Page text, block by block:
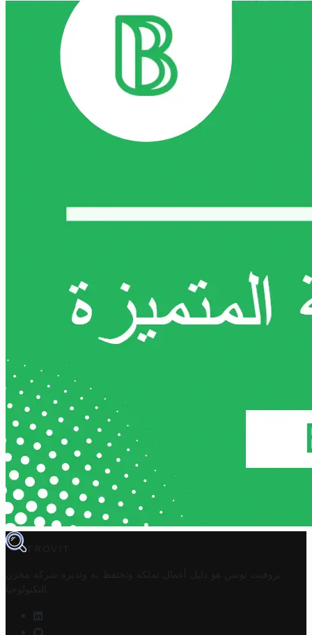
TROVIT
تروفيت تونس هو دليل أعمال تملكه وتحتفظ به وتديره
شركة مخزن
التكنولوجيا